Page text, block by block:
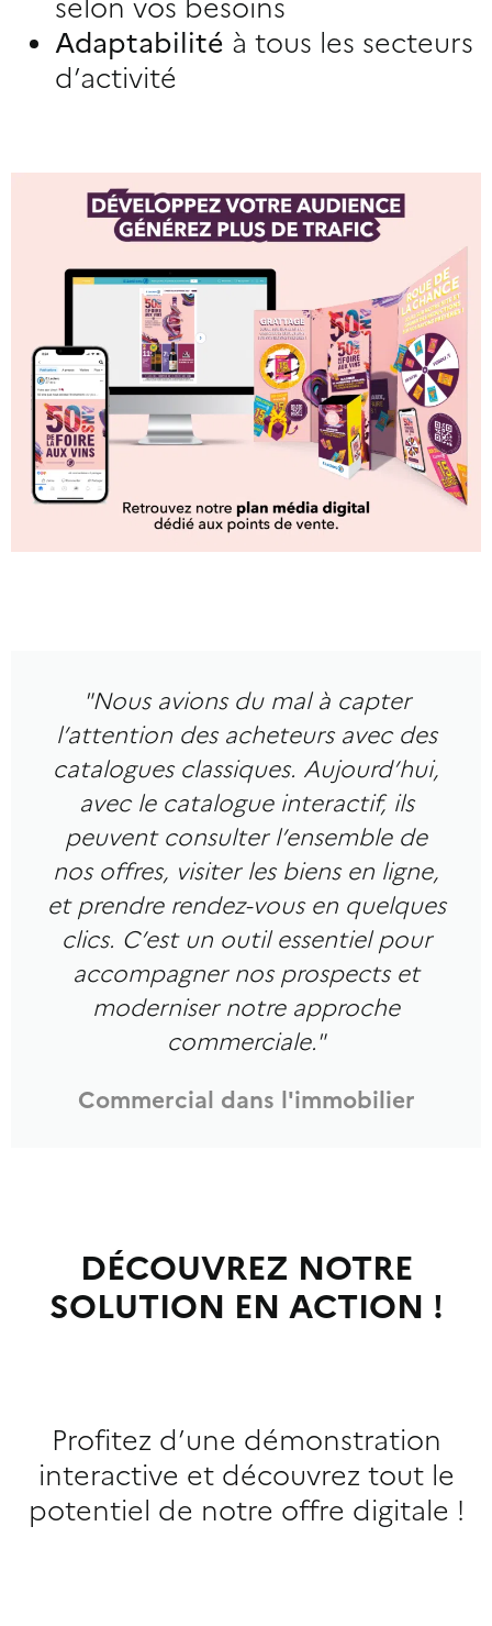
selon vos besoins
Adaptabilité à tous les secteurs
d’activité
"Nous avions du mal à capter
l’attention des acheteurs avec des
catalogues classiques. Aujourd’hui,
avec le catalogue interactif, ils
peuvent consulter l’ensemble de
nos offres, visiter les biens en ligne,
et prendre rendez-vous en quelques
clics. C’est un outil essentiel pour
accompagner nos prospects et
moderniser notre approche
commerciale."
Commercial dans l'immobilier
DÉCOUVREZ NOTRE
SOLUTION EN ACTION !
Profitez d’une démonstration
interactive et découvrez tout le
potentiel de notre offre digitale !